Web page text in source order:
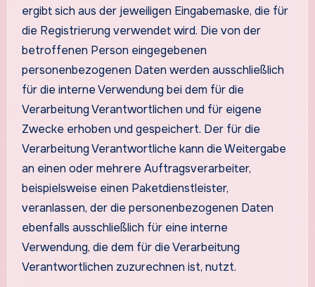
ergibt sich aus der jeweiligen Eingabemaske, die für
die Registrierung verwendet wird. Die von der
betroffenen Person eingegebenen
personenbezogenen Daten werden ausschließlich
für die interne Verwendung bei dem für die
Verarbeitung Verantwortlichen und für eigene
Zwecke erhoben und gespeichert. Der für die
Verarbeitung Verantwortliche kann die Weitergabe
an einen oder mehrere Auftragsverarbeiter,
beispielsweise einen Paketdienstleister,
veranlassen, der die personenbezogenen Daten
ebenfalls ausschließlich für eine interne
Verwendung, die dem für die Verarbeitung
Verantwortlichen zuzurechnen ist, nutzt.